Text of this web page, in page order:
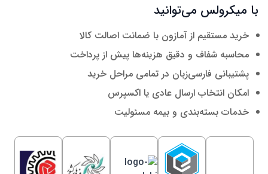
با میکرولس می‌توانید
خرید مستقیم از آمازون با ضمانت اصالت کالا
محاسبه شفاف و دقیق هزینه‌ها پیش از پرداخت
پشتیبانی فارسی‌زبان در تمامی مراحل خرید
امکان انتخاب ارسال عادی یا اکسپرس
خدمات بسته‌بندی و بیمه مسئولیت